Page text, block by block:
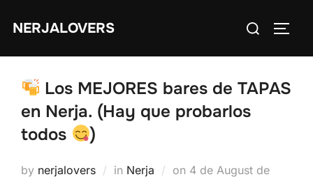
NERJALOVERS
Search
for:
Los MEJORES bares de TAPAS
en Nerja. (Hay que probarlos
todos
)
by nerjalovers in Nerja on Posted
4 de August de